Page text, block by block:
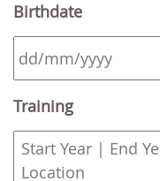
Birthdate
slash
MM
slash
Training